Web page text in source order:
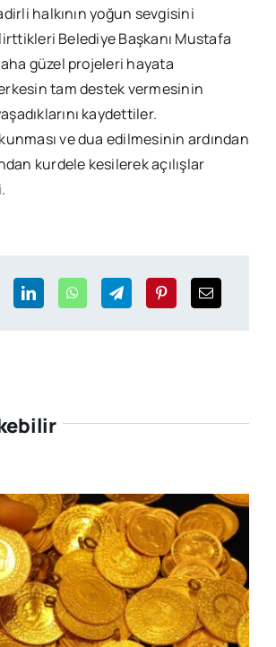
halkının yoğun sevgisini
Belediye Başkanı Mustafa
güzel projeleri hayata
tam destek vermesinin
kaydettiler.
ve dua edilmesinin ardından
kurdele kesilerek açılışlar